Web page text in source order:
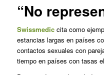
“No
Swissmediccita como
estancias largas en países
contactos sexuales con
tiempo en países con tasas